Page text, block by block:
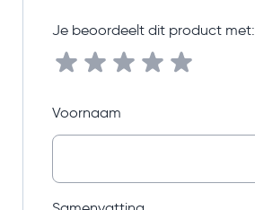
Je beoordeelt dit product met:
Voornaam